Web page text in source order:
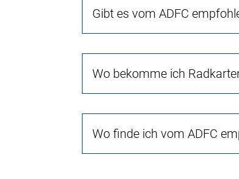
Gibt es vom ADFC
Wo bekomme ich
Wo finde ich vom ADFC